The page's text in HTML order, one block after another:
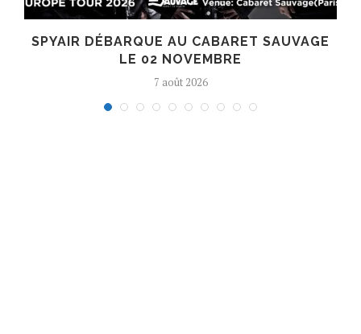
SPYAIR DÉBARQUE AU CABARET SAUVAGE
LE 02 NOVEMBRE
7 août 2026